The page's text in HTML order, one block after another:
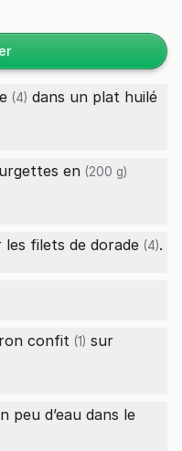
(4) dans un plat huilé
en (200 g)
les filets de dorade (4).
confit (1) sur
peu d’eau dans le